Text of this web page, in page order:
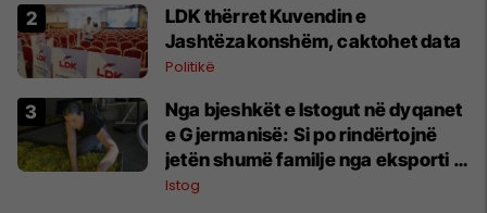
LDK thërret Kuvendin e
Jashtëzakonshëm, caktohet data
Politikë
Nga bjeshkët e Istogut në dyqanet
e Gjermanisë: Si po rindërtojnë
jetën shumë familje nga eksporti i
bimëve mjekësore
Istog